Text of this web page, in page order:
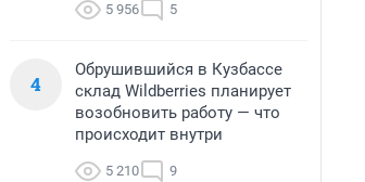
5 956 5
4
Обрушившийся в Кузбассе
склад Wildberries планирует
возобновить работу — что
происходит внутри
5 210 9